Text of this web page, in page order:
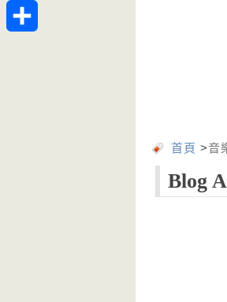
首頁 >音
Blog
Telegram